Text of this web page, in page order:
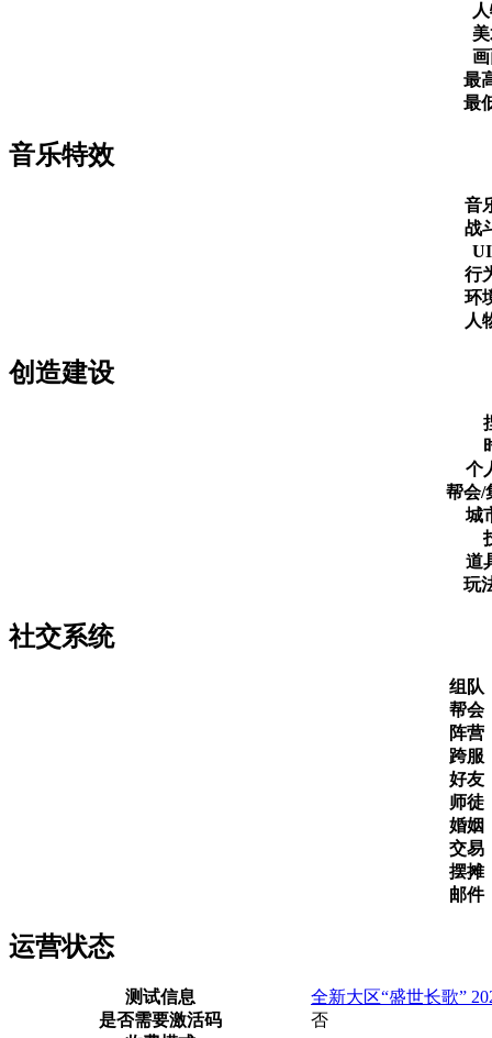
最
最
音乐特效
音
战
行
环
人
创造建设
个
帮会/
城
道
玩
社交系统
组队
帮会
阵营
跨服
好友
师徒
婚姻
交易
摆摊
邮件
运营状态
测试信息
全新大区“盛世长歌”
是否需要激活码
否